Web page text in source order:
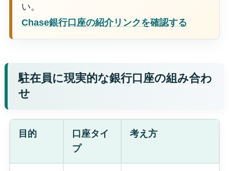
い。
Chase銀行口座の紹介リンクを確認する
駐在員に現実的な銀行口座の組み合わ
せ
目的
口座タイ
プ
考え方